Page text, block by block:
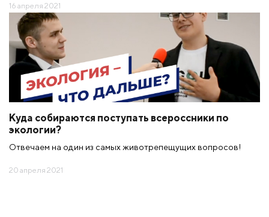
16 апреля 2021
Куда собираются поступать всероссники по
экологии?
Отвечаем на один из самых животрепещущих вопросов!
20 апреля 2021